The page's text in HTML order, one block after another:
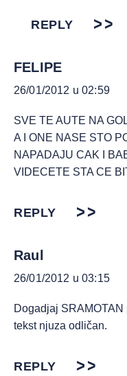
REPLY
FELIPE
26/01/2012 u 02:59
SVE TE AUTE NA
A I ONE NASE STO
NAPADAJU CAK I
VIDECETE STA CE
REPLY
Raul
26/01/2012 u 03:15
Dogadjaj
tekst njuza odličan.
REPLY